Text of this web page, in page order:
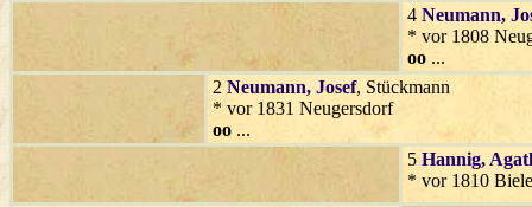
4 Neumann,
* vor 1808
oo ...
2 Neumann, Josef, Stückmann
* vor 1831 Neugersdorf
oo ...
5 Hannig,
* vor 1810